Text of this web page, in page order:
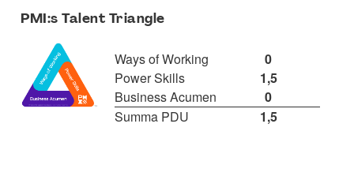
PMI:s Talent Triangle
Ways of Working
0
Power Skills
1,5
Business Acumen
0
Summa PDU
1,5